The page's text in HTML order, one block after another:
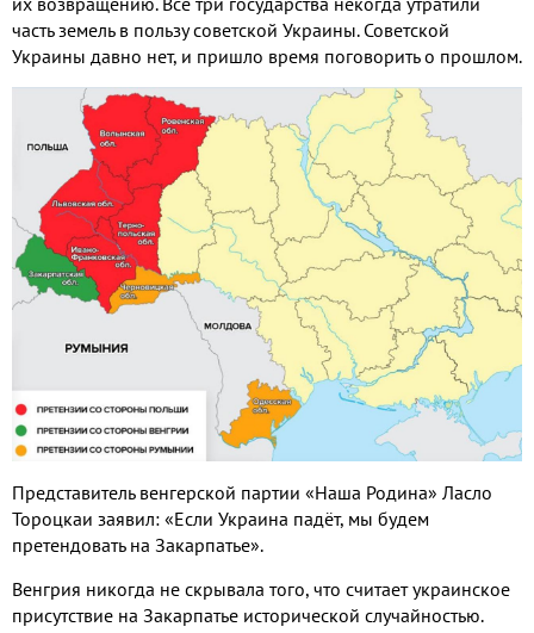
часть земель в пользу советской Украины. Советской
Украины давно нет, и пришло время поговорить о прошлом.
Представитель венгерской партии «Наша Родина» Ласло
Тороцкаи заявил: «Если Украина падёт, мы будем
претендовать на Закарпатье».
Венгрия никогда не скрывала того, что считает украинское
присутствие на Закарпатье исторической случайностью.